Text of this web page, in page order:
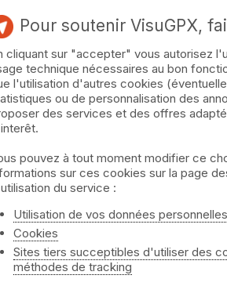
Pour soutenir VisuGPX,
cliquant sur "accepter" vous autorisez
technique nécessaires au bon
l'utilisation d'autres cookies
ou de personnalisation des
des services et des offres
pouvez à tout moment modifier ce
sur ces cookies sur la page
du service :
Utilisation de vos données personnelles
Cookies
Sites tiers succeptibles d'utiliser des
méthodes de tracking